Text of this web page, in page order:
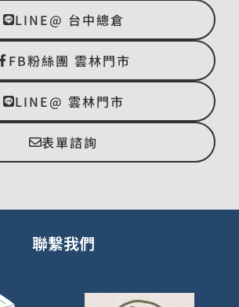
LINE@ 台中總倉
FB粉絲團 雲林門市
LINE@ 雲林門市
表單諮詢
聯繫我們